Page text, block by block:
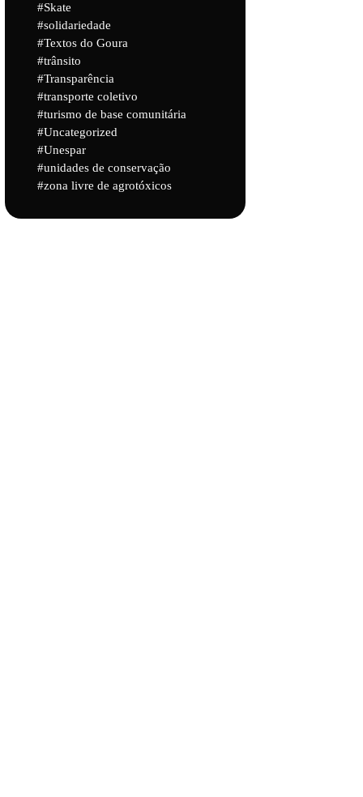
Skate
solidariedade
Textos do Goura
trânsito
Transparência
transporte coletivo
turismo de base comunitária
Uncategorized
Unespar
unidades de conservação
zona livre de agrotóxicos